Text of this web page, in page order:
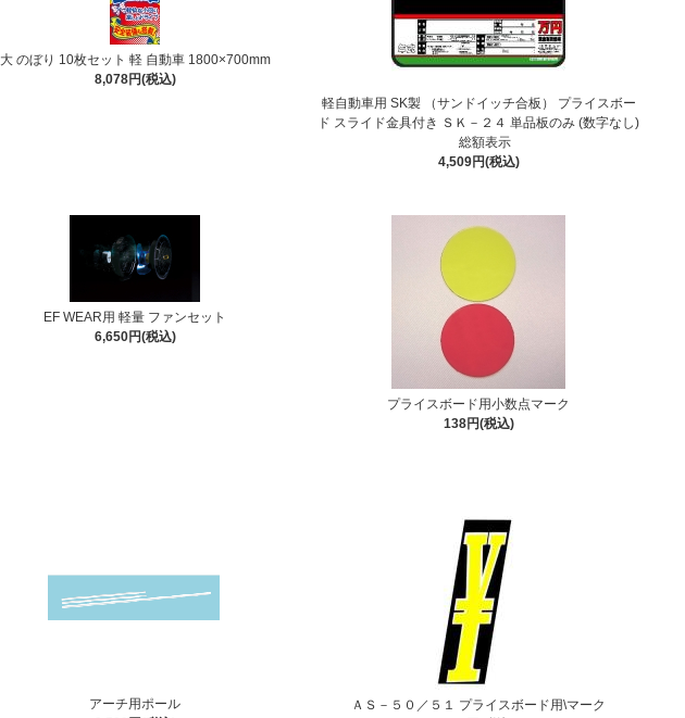
大 のぼり 10枚セット 軽 自動車 1800×700mm
8,078円(税込)
軽自動車用 SK製 （サンドイッチ合板） プライスボー
ド スライド金具付き ＳＫ－２４ 単品板のみ (数字なし)
総額表示
4,509円(税込)
EF WEAR用 軽量 ファンセット
6,650円(税込)
プライスボード用小数点マーク
138円(税込)
アーチ用ポール
ＡＳ－５０／５１ プライスボード用\マーク